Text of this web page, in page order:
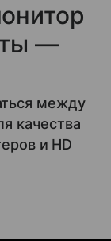
—
между
качества
и HD